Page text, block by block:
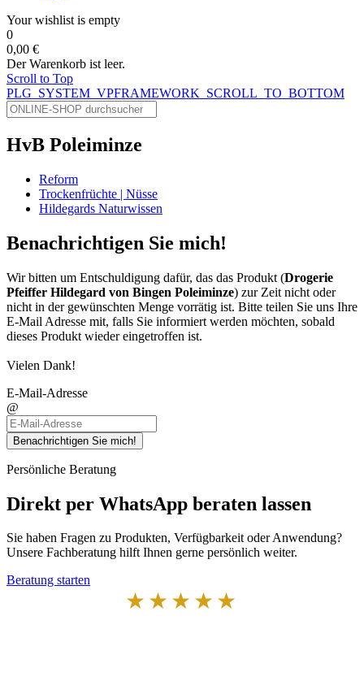
Your wishlist is empty
0
0,00 €
Der Warenkorb ist leer.
Scroll to Top
PLG_SYSTEM_VPFRAMEWORK_SCROLL_TO_BOTTOM
HvB Poleiminze
Reform
Trockenfrüchte | Nüsse
Hildegards Naturwissen
Benachrichtigen Sie mich!
Wir bitten um Entschuldigung dafür, das das Produkt (Drogerie
Pfeiffer Hildegard von Bingen Poleiminze) zur Zeit nicht oder
nicht in der gewünschten Menge vorrätig ist. Bitte teilen Sie uns Ihre
E-Mail Adresse mit, falls Sie informiert werden möchten, sobald
dieses Produkt wieder eingetroffen ist.
Vielen Dank!
E-Mail-Adresse
@
Benachrichtigen Sie mich!
Persönliche Beratung
Direkt per WhatsApp beraten lassen
Sie haben Fragen zu Produkten, Verfügbarkeit oder Anwendung?
Unsere Fachberatung hilft Ihnen gerne persönlich weiter.
Beratung starten
★★★★★